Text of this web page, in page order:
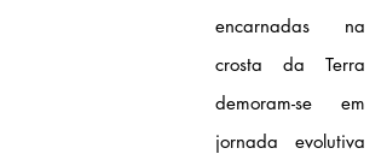
encarnadas na
crosta da Terra
demoram-se em
jornada evolutiva